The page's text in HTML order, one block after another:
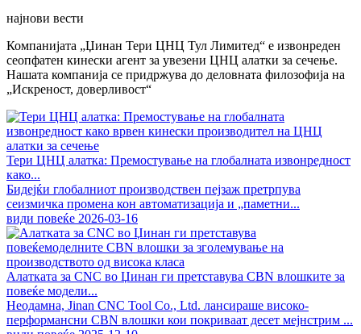
најнови вести
Компанијата „Џинан Тери ЦНЦ Тул Лимитед“ е извонреден
сеопфатен кинески агент за увезени ЦНЦ алатки за сечење.
Нашата компанија се придржува до деловната филозофија на
„Искреност, доверливост“
Тери ЦНЦ алатка: Премостување на глобалната извонредност
како...
Бидејќи глобалниот производствен пејзаж претрпува
сеизмичка промена кон автоматизација и „паметни...
види повеќе 2026-03-16
Алатката за CNC во Џинан ги претставува CBN влошките за
повеќе модели...
Неодамна, Jinan CNC Tool Co., Ltd. лансираше високо-
перформансни CBN влошки кои покриваат десет мејнстрим ...